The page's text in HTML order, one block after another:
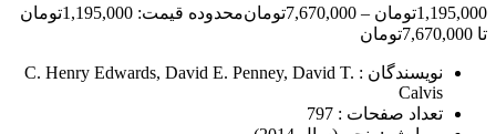
1,195,000تومان –
7,670,000تومان
محدوده قیمت: 1,195,000تومان
تا 7,670,000تومان
نویسندگان : C. Henry Edwards, David E. Penney, David T.
Calvis
تعداد صفحات : 797